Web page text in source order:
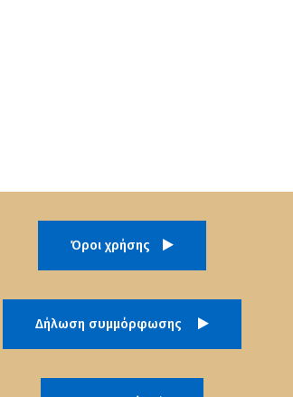
Όροι χρήσης
Δήλωση συμμόρφωσης